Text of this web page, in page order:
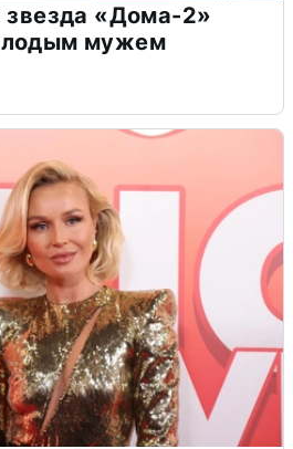
звезда «Дома-2»
мужем